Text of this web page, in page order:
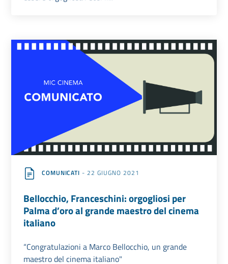
COMUNICATI - 22 GIUGNO 2021
Bellocchio, Franceschini: orgogliosi per
Palma d’oro al grande maestro del cinema
italiano
“Congratulazioni a Marco Bellocchio, un grande
maestro del cinema italiano"